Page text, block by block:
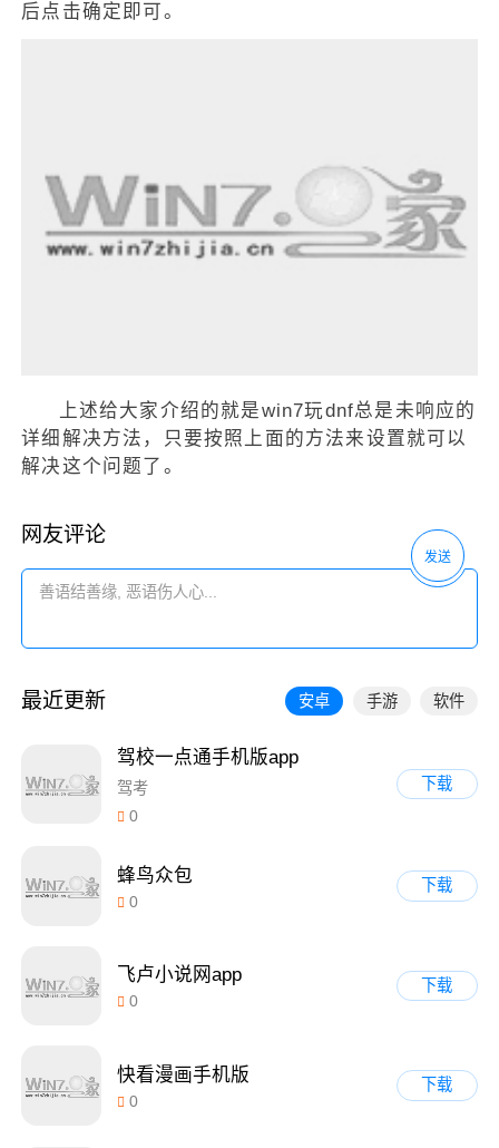
后点击确定即可。
上述给大家介绍的就是win7玩dnf总是未响应的
详细解决方法，只要按照上面的方法来设置就可以
解决这个问题了。
网友评论
发送
最近更新 安卓 手游 软件
驾校一点通手机版app
驾考
0
下载
蜂鸟众包
0
下载
飞卢小说网app
0
下载
快看漫画手机版
0
下载